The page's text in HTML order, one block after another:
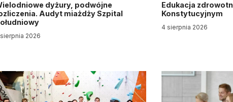
dyżury, podwójne
Audyt miażdży Szpital
2026
Edukacja
Konstytucyjnym
4 sierpnia 2026